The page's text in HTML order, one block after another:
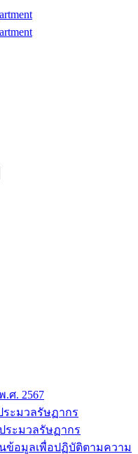
ศ. 2567
ะมวลรัษฏากร
ระมวลรัษฏากร
ข้อมูลเพื่อปฏิบัติตามความ